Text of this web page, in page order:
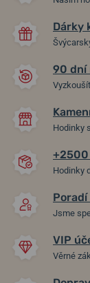
Dárky
90 dní
Hodinky
+2500
Hodinky
Jsme
VIP
Věrné